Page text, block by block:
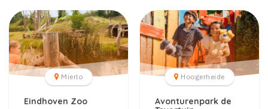
Mierlo
Eindhoven Zoo
Hoogerheide
Avonturenpark de